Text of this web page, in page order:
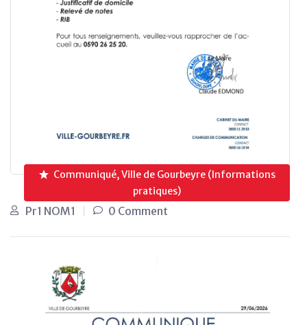
Communiqué, Ville de Gourbeyre (Informations
pratiques)
Pr1 NOM1 0 Comment